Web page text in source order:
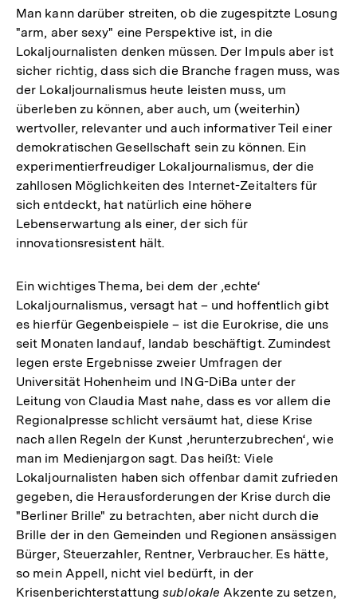
Man kann darüber streiten, ob die zugespitzte Losung
"arm, aber sexy" eine Perspektive ist, in die
Lokaljournalisten denken müssen. Der Impuls aber ist
sicher richtig, dass sich die Branche fragen muss, was
der Lokaljournalismus heute leisten muss, um
überleben zu können, aber auch, um (weiterhin)
wertvoller, relevanter und auch informativer Teil einer
demokratischen Gesellschaft sein zu können. Ein
experimentierfreudiger Lokaljournalismus, der die
zahllosen Möglichkeiten des Internet-Zeitalters für
sich entdeckt, hat natürlich eine höhere
Lebenserwartung als einer, der sich für
innovationsresistent hält.
Ein wichtiges Thema, bei dem der ‚echte‘
Lokaljournalismus, versagt hat – und hoffentlich gibt
es hierfür Gegenbeispiele – ist die Eurokrise, die uns
seit Monaten landauf, landab beschäftigt. Zumindest
legen erste Ergebnisse zweier Umfragen der
Universität Hohenheim und ING-DiBa unter der
Leitung von Claudia Mast nahe, dass es vor allem die
Regionalpresse schlicht versäumt hat, diese Krise
nach allen Regeln der Kunst ‚herunterzubrechen‘, wie
man im Medienjargon sagt. Das heißt: Viele
Lokaljournalisten haben sich offenbar damit zufrieden
gegeben, die Herausforderungen der Krise durch die
"Berliner Brille" zu betrachten, aber nicht durch die
Brille der in den Gemeinden und Regionen ansässigen
Bürger, Steuerzahler, Rentner, Verbraucher. Es hätte,
so mein Appell, nicht viel bedürft, in der
Krisenberichterstattungsublokale Akzente zu setzen,